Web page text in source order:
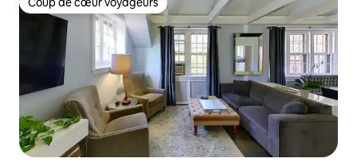
Coup de cœur voyageurs